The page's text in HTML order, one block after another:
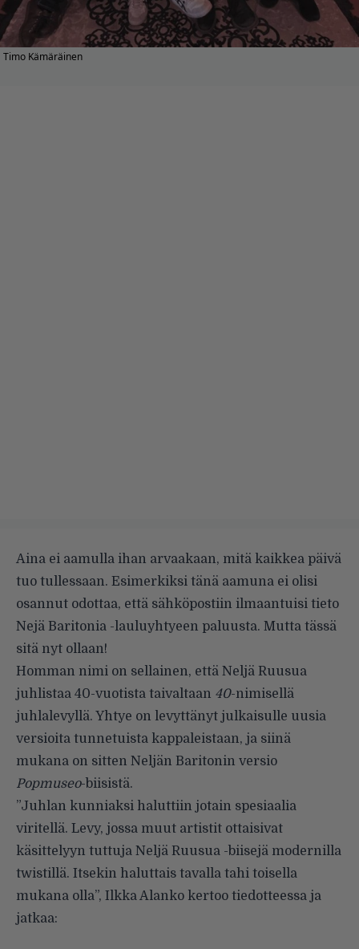
Timo Kämäräinen
Aina ei aamulla ihan arvaakaan, mitä kaikkea päivä
tuo tullessaan. Esimerkiksi tänä aamuna ei olisi
osannut odottaa, että sähköpostiin ilmaantuisi tieto
Nejä Baritonia -lauluyhtyeen paluusta. Mutta tässä
sitä nyt ollaan!
Homman nimi on sellainen, että Neljä Ruusua
juhlistaa 40-vuotista taivaltaan 40-nimisellä
juhlalevyllä. Yhtye on levyttänyt julkaisulle uusia
versioita tunnetuista kappaleistaan, ja siinä
mukana on sitten Neljän Baritonin versio
Popmuseo-biisistä.
”Juhlan kunniaksi haluttiin jotain spesiaalia
viritellä. Levy, jossa muut artistit ottaisivat
käsittelyyn tuttuja Neljä Ruusua -biisejä modernilla
twistillä. Itsekin haluttais tavalla tahi toisella
mukana olla”, Ilkka Alanko kertoo tiedotteessa ja
jatkaa: